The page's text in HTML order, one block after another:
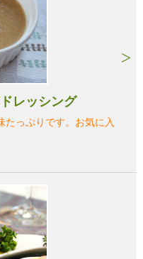
レッシング
たっぷりです。お気に入